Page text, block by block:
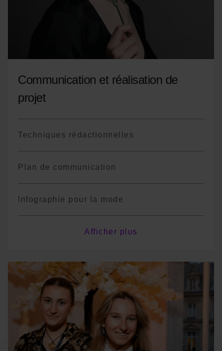
Communication et réalisation de
projet
Techniques rédactionnelles
Plan de communication
Infographie pour la mode
*Le programme est non exhaustif, il pourra
y avoir des variations de cours ou des
changements de terminologie en fonction
des années
Afficher plus